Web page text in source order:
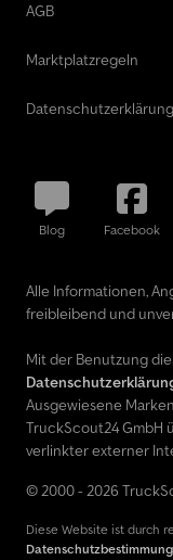
AGB
Marktplatzregeln
Datenschutzerklärung
Blog Facebook
Alle Informationen,
freibleibend und
Mit der Benutzung
Ausgewiesene
TruckScout24 GmbH
verlinkter externer
© 2000 - 2026
Diese Website ist durch